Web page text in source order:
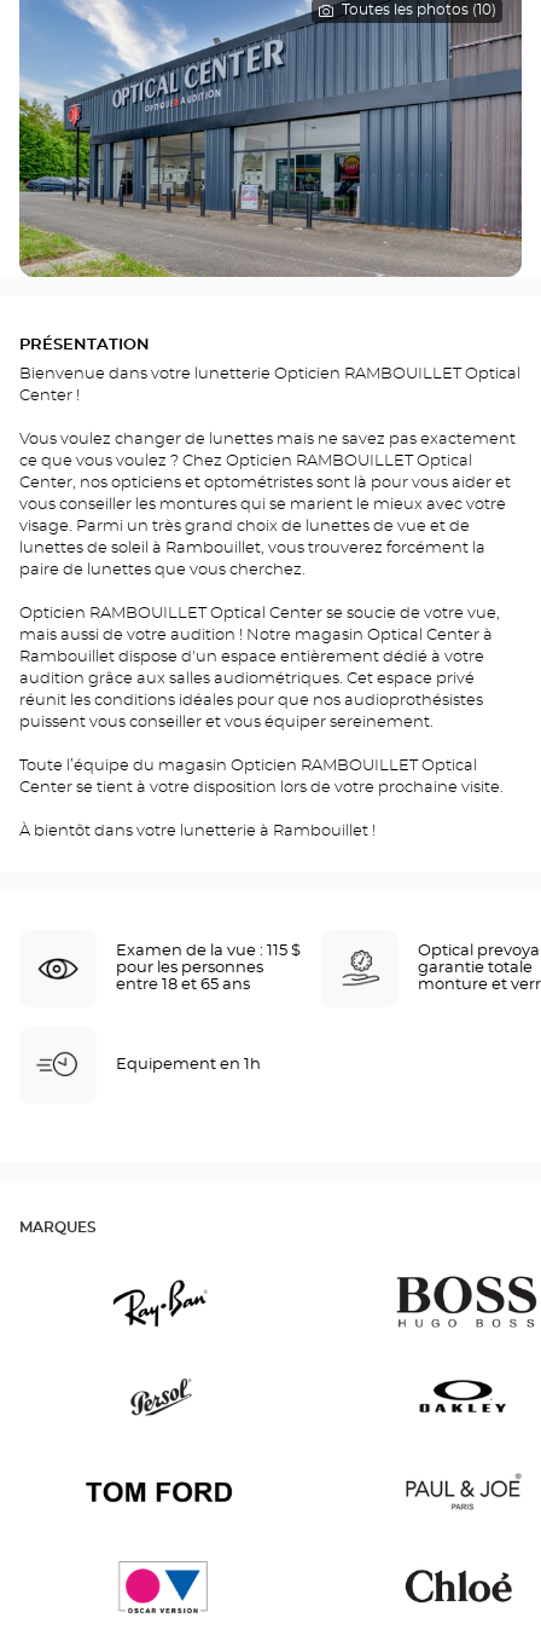
Toutes les photos (10)
PRÉSENTATION
Bienvenue dans votre lunetterie Opticien RAMBOUILLET Optical
Center !
Vous voulez changer de lunettes mais ne savez pas exactement
ce que vous voulez ? Chez Opticien RAMBOUILLET Optical
Center, nos opticiens et optométristes sont là pour vous aider et
vous conseiller les montures qui se marient le mieux avec votre
visage. Parmi un très grand choix de lunettes de vue et de
lunettes de soleil à Rambouillet, vous trouverez forcément la
paire de lunettes que vous cherchez.
Opticien RAMBOUILLET Optical Center se soucie de votre vue,
mais aussi de votre audition ! Notre magasin Optical Center à
Rambouillet dispose d'un espace entièrement dédié à votre
audition grâce aux salles audiométriques. Cet espace privé
réunit les conditions idéales pour que nos audioprothésistes
puissent vous conseiller et vous équiper sereinement.
Toute l’équipe du magasin Opticien RAMBOUILLET Optical
Center se tient à votre disposition lors de votre prochaine visite.
À bientôt dans votre lunetterie à Rambouillet !
Examen de la vue : 115 $
pour les personnes
entre 18 et 65 ans
Optical
garantie totale
monture et
Equipement en 1h
MARQUES